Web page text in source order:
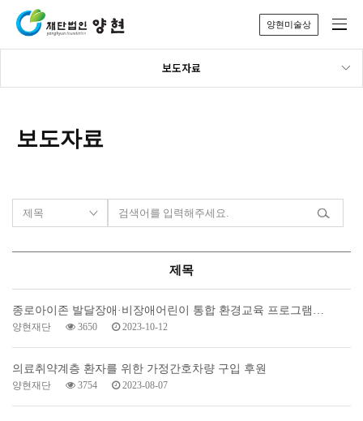
양현미술상
보도자료
보도자료
제목
종로아이존 발달장애·비장애어린이 통합 환경교육 프로그램…
양현재단 3650 2023-10-12
의료취약계층 환자를 위한 가정간호차량 구입 후원
양현재단 3754 2023-08-07